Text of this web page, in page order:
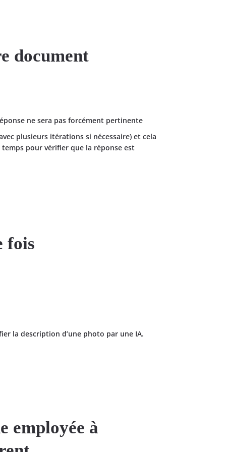
document
ne sera pas forcément pertinente
plusieurs itérations si nécessaire) et cela
pour vérifier que la réponse est
fois
la description d’une photo par une IA.
employée à